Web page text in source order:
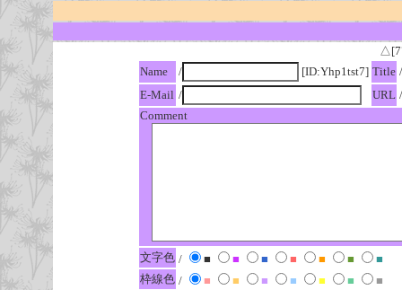
Name
/ [ID:Yhp1tst7] Title /
E-Mail / URL /
Comment
文字色 / ■ ■ ■ ■ ■ ■
■
枠線色 / ■ ■ ■ ■ ■ ■
■